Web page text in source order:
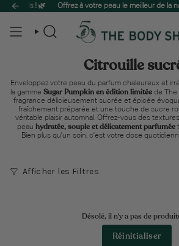
Passer
au
! 🌿 Offrez à votre peau le meilleur de la
Plongez dans un paradis ensoleillé avec The Juicy
Recherche
Citrouille
Enveloppez votre peau du parfum chaleureux et
la gamme Sugar Pumpkin en édition limitée de The
fragrance délicieusement sucrée et épicée
fraîchement préparée et une touche de sucre
véritable plaisir automnal. Offrez-vous des
peau hydratée, souple et délicatement parfumée
Bien plus qu'un soin, c'est votre dose
Afficher les Filtres
Désolé, il n'y a pas de
Réinitialiser